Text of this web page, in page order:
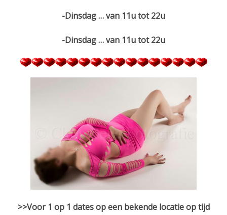
-Dinsdag … van 11u tot 22u
-Dinsdag … van 11u tot 22u
>>Voor 1 op 1 dates op een bekende locatie op tijd